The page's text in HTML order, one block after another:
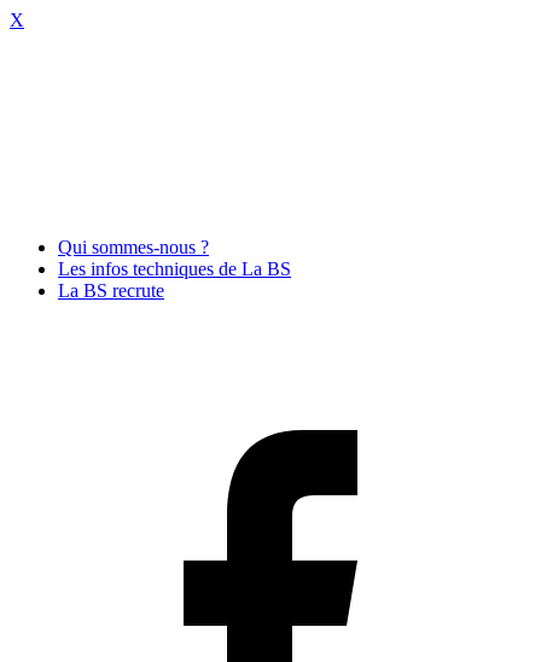
X
Qui sommes-nous ?
Les infos techniques de La BS
La BS recrute